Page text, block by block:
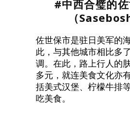
#中西合璧的
（
佐世保市是驻日美军的
此，与其他城市相比多
调。在此，路上行人的
多元，就连美食文化亦
括美式汉堡、柠檬牛排
吃美食。